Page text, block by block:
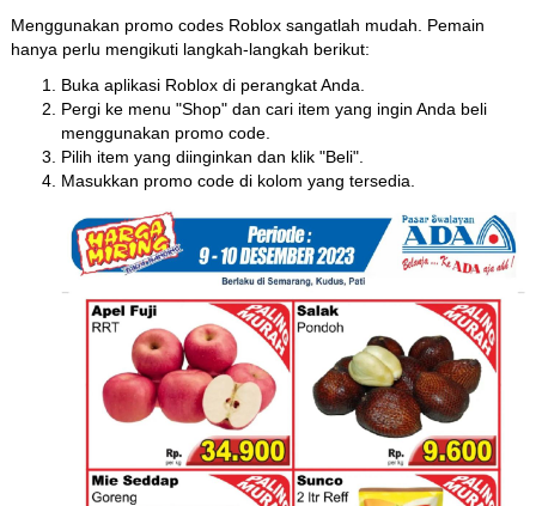
Menggunakan promo codes Roblox sangatlah mudah. Pemain
hanya perlu mengikuti langkah-langkah berikut:
Buka aplikasi Roblox di perangkat Anda.
Pergi ke menu "Shop" dan cari item yang ingin Anda beli
menggunakan promo code.
Pilih item yang diinginkan dan klik "Beli".
Masukkan promo code di kolom yang tersedia.